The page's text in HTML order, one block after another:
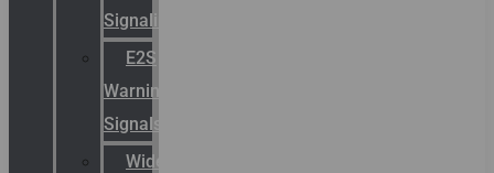
Signaling
E2S
Warning
Signals
Wide